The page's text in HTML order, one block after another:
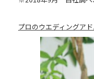
プロのウエディングア